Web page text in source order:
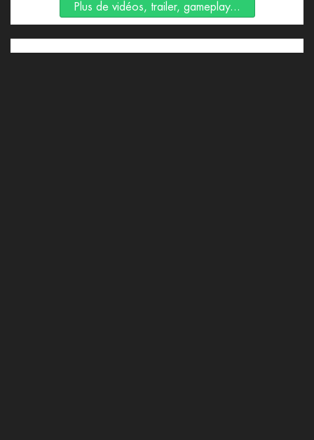
Plus de vidéos, trailer, gameplay...